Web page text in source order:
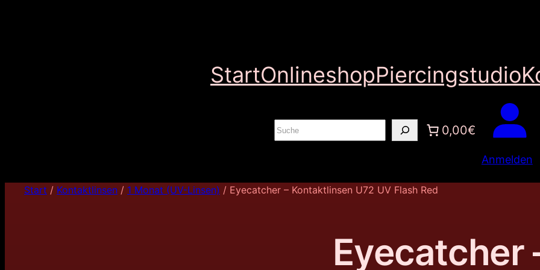
StartOnlineshopPiercingstudio
S
u
e
0,00€
Anmelden
Start / Kontaktlinsen / 1 Monat (UV-Linsen) / Eyecatcher – Kontaktlinsen U72 UV Flash Red
Eyecatcher